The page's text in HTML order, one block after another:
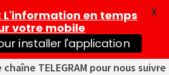
TELEGRAM pour nous suivre
L'information en temps
votre mobile
installer l'application
X